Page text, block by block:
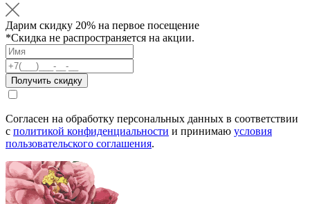
Дарим скидку 20% на первое посещение
*Скидка не распространяется на акции.
Согласен на обработку персональных данных в соответствии
с политикой конфиденциальности и принимаю условия
пользовательского соглашения.